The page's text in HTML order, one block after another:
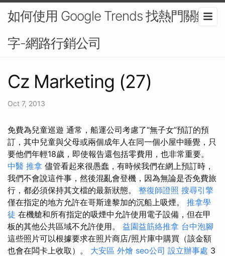
如何使用 Google Trends 找熱門關鍵
字-網路行銷公司
Cz Marketing (27)
Oct 7, 2013
免費為兒童巡遊 通常，船運公司考慮了“無子女”預訂的預
訂，其中兒童與父母或兩個成年人在同一個小屋中睡覺，只
要他們年輕18歲，即使報告還包括零費用，也非常重要。
中醫 推拿 儘管看起來很愚蠢，有時候我們在網上預訂時，
我們不會說這件事，然後混亂會登機，因為無論是否免費旅
行，都必須保持其文檔的最新狀態。 整復師證照 搜尋引擎
僅在指定的地方允許在哥斯達黎加的沉船上吸煙。 推拿學
徒 在機艙和所有指定的吸煙中允許使用電子設備，但在甲
板的其他公共區域不允許使用。 益園益筋絡推拿 台中泡腳
這些照片可以根據要求在照片商店/照片庫中購買（該金額
也會在闆卡上收取）。 大安區 外燴 seo公司 設立辦事處 3